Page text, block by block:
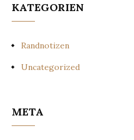
KATEGORIEN
Randnotizen
Uncategorized
META